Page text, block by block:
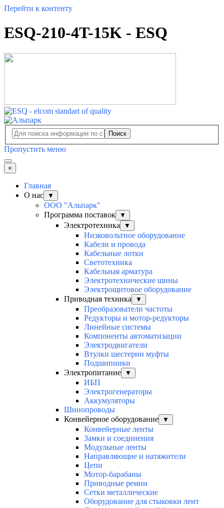
Перейти к контенту
ESQ-210-4T-15K - ESQ
Поиск
Пропустить меню
×
Главная
О нас
▼
ООО "Альпарк"
Программа поставок
▼
Электротехника ▼
Низковольтное оборудование
Кабели и провода
Кабельные лотки
Светотехника
Кабельная арматура
Электротехнические шины
Электрощитовое оборудование
Приводная техника
▼
Преобразователи частоты
Редукторы и мотор-редукторы
Линейные системы
Компоненты автоматизации
Электродвигатели
Втулки шестерни муфты
Подшипники
Электропитание
▼
ИБП
Электрогенераторы
Аккумуляторы
Шинопроводы
Конвейерное оборудование
▼
Конвейерные ленты
Замки и соединения
Модульные ленты
Направляющие и натяжители
Цепи
Мотор-барабаны
Приводные ремни
Сетки металлические
Оборудование для стыковки лент